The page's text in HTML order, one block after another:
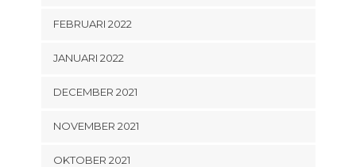
FEBRUARI 2022
JANUARI 2022
DECEMBER 2021
NOVEMBER 2021
OKTOBER 2021